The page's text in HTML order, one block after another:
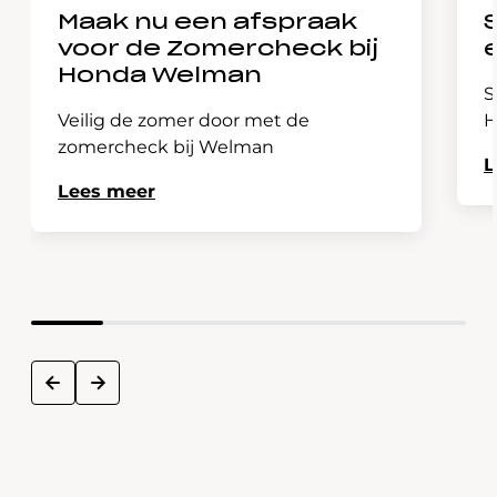
Maak nu een afspraak
voor de Zomercheck bij
Honda Welman
Veilig de zomer door met de
zomercheck bij Welman
Lees meer
prev next